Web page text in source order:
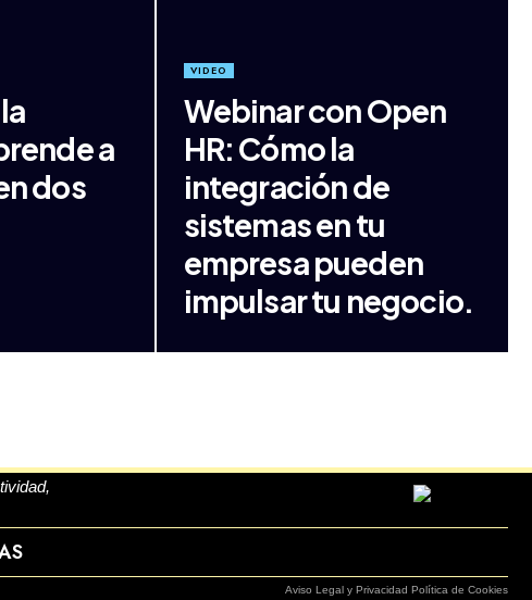
a
dos
VIDEO
Webinar con Open
HR: Cómo la
integración de
sistemas en tu
empresa pueden
impulsar tu negocio.
Aviso Legal y Privacidad Política de Cookies